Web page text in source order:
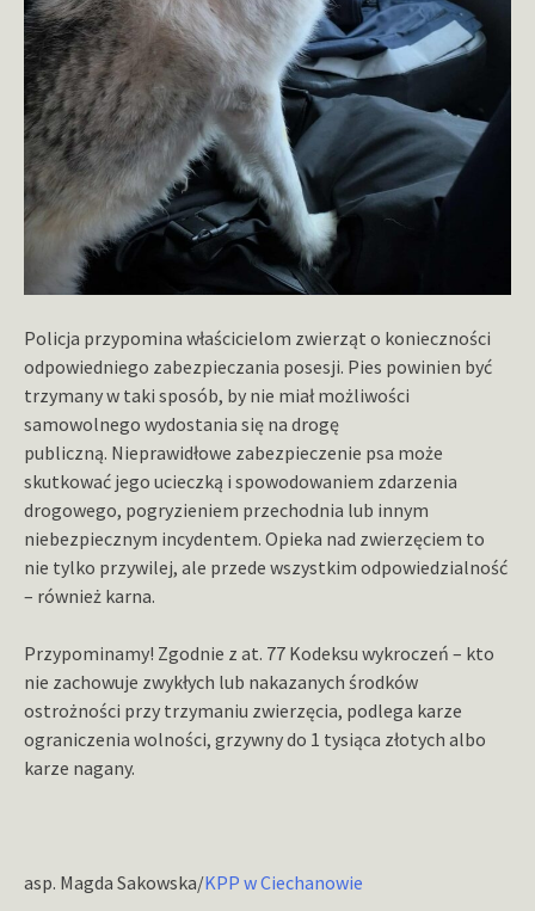
Policja przypomina właścicielom zwierząt o konieczności
odpowiedniego zabezpieczania posesji. Pies powinien być
trzymany w taki sposób, by nie miał możliwości
samowolnego wydostania się na drogę
publiczną. Nieprawidłowe zabezpieczenie psa może
skutkować jego ucieczką i spowodowaniem zdarzenia
drogowego, pogryzieniem przechodnia lub innym
niebezpiecznym incydentem. Opieka nad zwierzęciem to
nie tylko przywilej, ale przede wszystkim odpowiedzialność
– również karna.
Przypominamy! Zgodnie z at. 77 Kodeksu wykroczeń – kto
nie zachowuje zwykłych lub nakazanych środków
ostrożności przy trzymaniu zwierzęcia, podlega karze
ograniczenia wolności, grzywny do 1 tysiąca złotych albo
karze nagany.
asp. Magda Sakowska/KPP w Ciechanowie